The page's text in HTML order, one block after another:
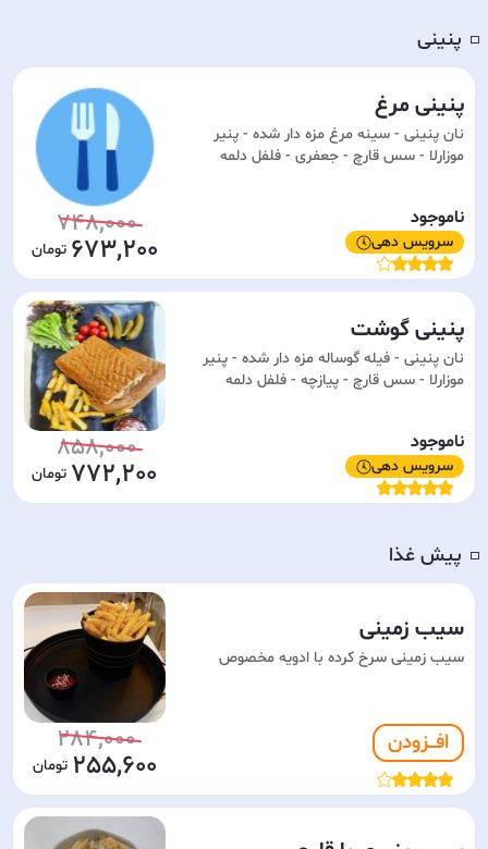
◽️ پنینی
پنینی مرغ
نان پنینی - سینه مرغ مزه دار شده - پنیر
موزارلا - سس قارچ - جعفری - فلفل دلمه
ناموجود
سرویس دهی
748,000
673,200
پنینی گوشت
نان پنینی - فیله گوساله مزه دار شده - پنیر
موزارلا - سس قارچ - پیازچه - فلفل دلمه
ناموجود
سرویس دهی
858,000
772,200
◽️ پیش غذا
سیب زمینی
سیب زمینی سرخ کرده با ادویه مخصوص
افـــزودن 284,000
255,600